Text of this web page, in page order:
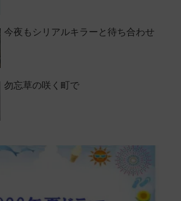
今夜もシリアルキラーと待ち合わせ
勿忘草の咲く町で